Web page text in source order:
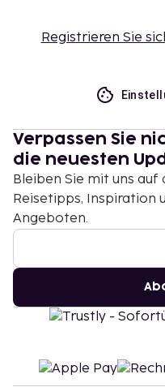
Registrieren Sie
Verpassen Sie
die neuesten
Bleiben Sie mit uns auf
Reisetipps, Inspiration
Angeboten.